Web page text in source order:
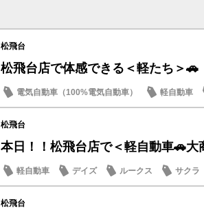
松飛台
松飛台店で体感できる＜軽たち＞🚗
電気自動車（100%電気自動車）
軽自動車
サクラ
松飛台
本日！！松飛台店で＜軽自動車🚗大
軽自動車 デイズ ルークス サクラ
松飛台